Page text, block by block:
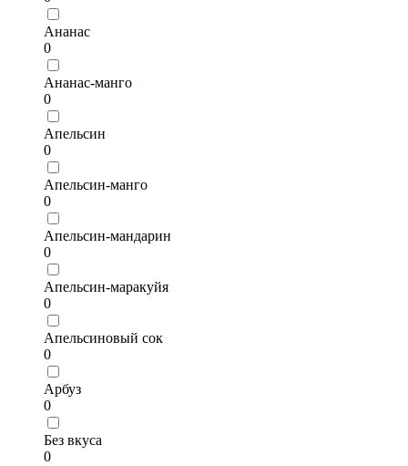
Ананас
0
Ананас-манго
0
Апельсин
0
Апельсин-манго
0
Апельсин-мандарин
0
Апельсин-маракуйя
0
Апельсиновый сок
0
Арбуз
0
Без вкуса
0